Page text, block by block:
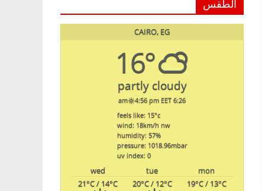
الطقس
CAIRO, EG
16°
partly cloudy
6:26 am
4:56 pm EET
feels like: 15°c
wind: 18km/h nw
humidity: 57%
pressure: 1018.96mbar
uv index: 0
mon
tue
wed
19°C/ 13°C
20°C/ 12°C
21°C/ 14°C